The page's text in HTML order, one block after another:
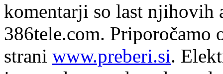
komentarji so last njihovih
386tele.com. Priporočamo
strani www.preberi.si.